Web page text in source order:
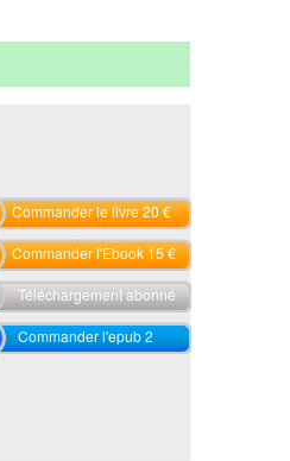
Commander le livre 20 €
Commander l'Ebook 15 €
Téléchargement abonné
Commander l'epub 2